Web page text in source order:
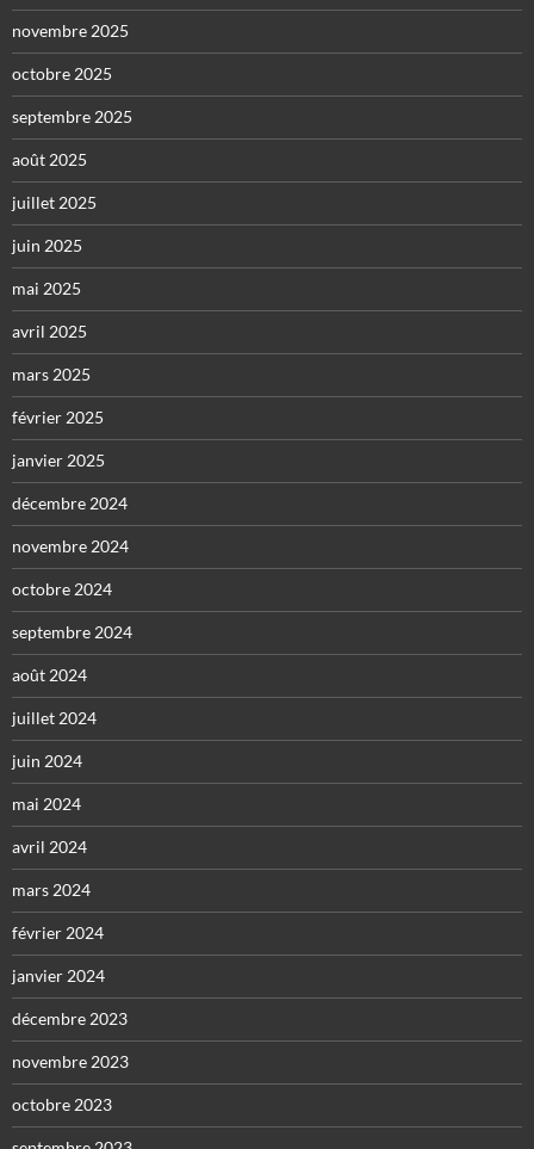
novembre 2025
octobre 2025
septembre 2025
août 2025
juillet 2025
juin 2025
mai 2025
avril 2025
mars 2025
février 2025
janvier 2025
décembre 2024
novembre 2024
octobre 2024
septembre 2024
août 2024
juillet 2024
juin 2024
mai 2024
avril 2024
mars 2024
février 2024
janvier 2024
décembre 2023
novembre 2023
octobre 2023